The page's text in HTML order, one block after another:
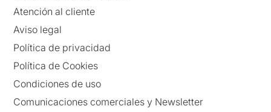
Atención al cliente
Aviso legal
Política de privacidad
Política de Cookies
Condiciones de uso
Comunicaciones comerciales y Newsletter